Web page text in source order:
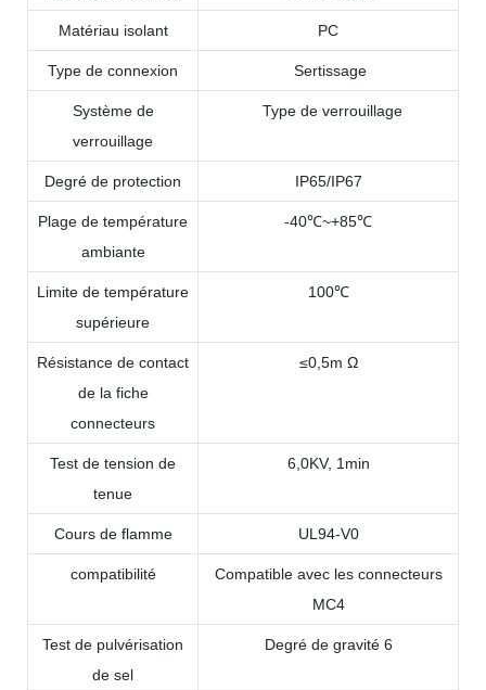
Matériau isolant PC
Type de connexion Sertissage
Système de
verrouillage
Type de verrouillage
Degré de protection IP65/IP67
Plage de température
ambiante
-40℃~+85℃
Limite de température
supérieure
100℃
Résistance de contact
de la fiche
connecteurs
≤0,5m Ω
Test de tension de
tenue
6,0KV, 1min
Cours de flamme UL94-V0
compatibilité
Compatible avec les connecteurs
MC4
Test de pulvérisation
de sel
Degré de gravité 6